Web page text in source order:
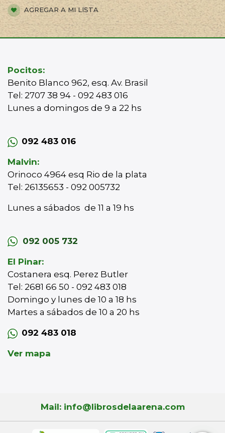
AGREGAR A MI LISTA
Pocitos:
Benito Blanco 962, esq. Av. Brasil
Tel: 2707 38 94 - 092 483 016
Lunes a domingos de 9 a 22 hs
092 483 016
Malvin:
Orinoco 4964 esq Rio de la plata
Tel: 26135653 - 092 005732
Lunes a sábados de 11 a 19 hs
092 005 732
El Pinar:
Costanera esq. Perez Butler
Tel: 2681 66 50 - 092 483 018
Domingo y lunes de 10 a 18 hs
Martes a sábados de 10 a 20 hs
092 483 018
Ver mapa
Mail: info@librosdelaarena.com